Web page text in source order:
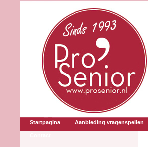
Startpagina Aanbieding vragenspellen